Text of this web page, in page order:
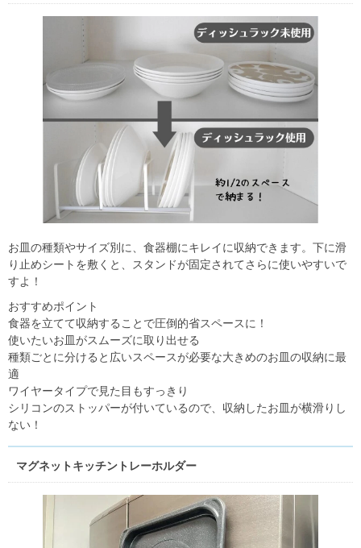
お皿の種類やサイズ別に、食器棚にキレイに収納できます。下に滑
り止めシートを敷くと、スタンドが固定されてさらに使いやすいで
すよ！
おすすめポイント
食器を立てて収納することで圧倒的省スペースに！
使いたいお皿がスムーズに取り出せる
種類ごとに分けると広いスペースが必要な大きめのお皿の収納に最
適
ワイヤータイプで見た目もすっきり
シリコンのストッパーが付いているので、収納したお皿が横滑りし
ない！
マグネットキッチントレーホルダー